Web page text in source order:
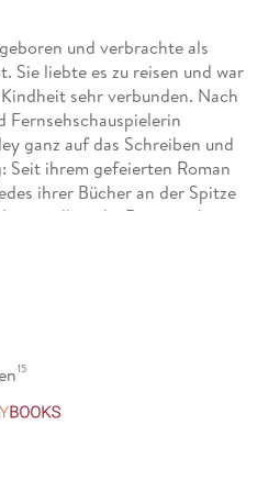
und verbrachte als
Sie liebte es zu reisen und war
sehr verbunden. Nach
Fernsehschauspielerin
ganz auf das Schreiben und
Seit ihrem gefeierten Roman
ihrer Bücher an der Spitze
allein die Romane der
Norfolk und in West
15